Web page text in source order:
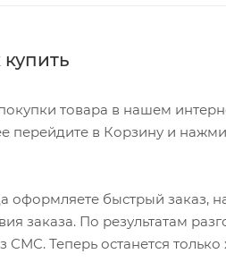
купить
товара в нашем
перейдите в Корзину и
оформляете быстрый заказ,
заказа. По результатам
СМС. Теперь останется